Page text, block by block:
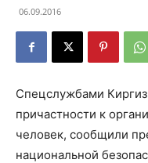
06.09.2016
Спецслужбами
причастности к
человек, сообщили
национальной